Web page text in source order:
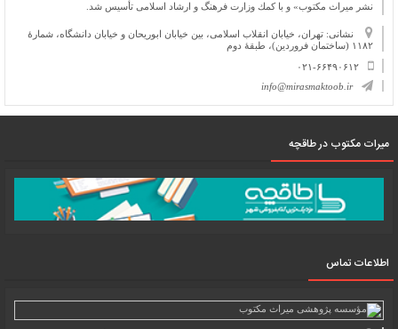
نشر میراث مكتوب» و با كمك وزارت فرهنگ و ارشاد اسلامی تأسیس شد.
نشانی: تهران، خیابان انقلاب اسلامی، بین خیابان ابوریحان و خیابان دانشگاه، شمارۀ
۱۱۸۲ (ساختمان فروردین)، طبقۀ دوم
۰۲۱-۶۶۴۹۰۶۱۲
info@mirasmaktoob.ir
میرات مکتوب در طاقچه
اطلاعات تماس